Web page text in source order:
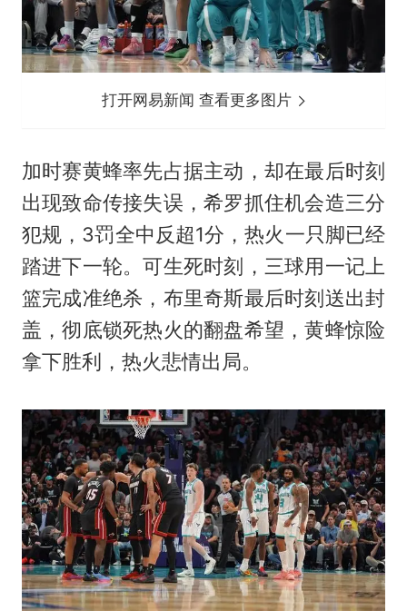
打开网易新闻 查看更多图片
加时赛黄蜂率先占据主动，却在最后时刻
出现致命传接失误，希罗抓住机会造三分
犯规，3罚全中反超1分，热火一只脚已经
踏进下一轮。可生死时刻，三球用一记上
篮完成准绝杀，布里奇斯最后时刻送出封
盖，彻底锁死热火的翻盘希望，黄蜂惊险
拿下胜利，热火悲情出局。